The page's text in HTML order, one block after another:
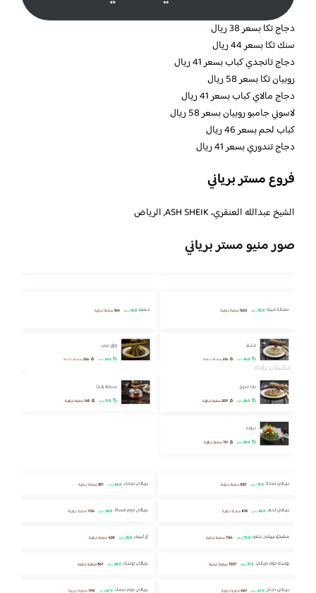
دجاج تكا بسعر 38 ريال
سنك تكا بسعر 44 ريال
دجاج تانجدي كباب بسعر 41 ريال
روبيان تكا بسعر 58 ريال
دجاج مالاي كباب بسعر 41 ريال
لاسوني جامبو روبيان بسعر 58 ريال
كباب لحم بسعر 46 ريال
دجاج تندوري بسعر 41 ريال
فروعمستر برياني
الشيخ عبدالله العنقري، ASH SHEIK, الرياض
صور منيومستر برياني